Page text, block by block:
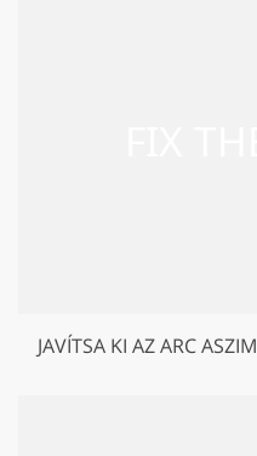
JAVÍTSA KI AZ ARC